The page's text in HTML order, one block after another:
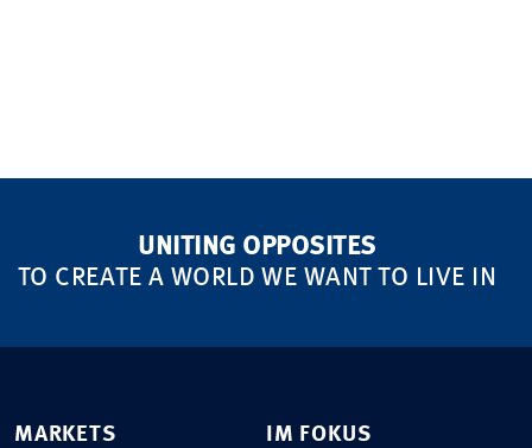
UNITING OPPOSITES
TO CREATE A WORLD WE WANT TO LIVE IN
MARKETS IM FOKUS